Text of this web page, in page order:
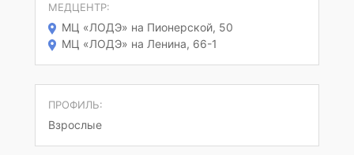
МЕДЦЕНТР:
МЦ «ЛОДЭ» на Пионерской, 50
МЦ «ЛОДЭ» на Ленина, 66-1
ПРОФИЛЬ:
Взрослые